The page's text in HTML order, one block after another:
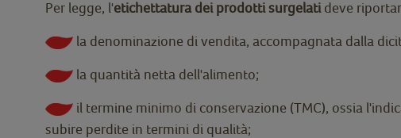
Per legge, l'etichettatura dei prodotti surgelati deve
la denominazione di vendita, accompagnata dalla
la quantità netta dell'alimento;
il termine minimo di conservazione (TMC), ossia
subire perdite in termini di qualità;